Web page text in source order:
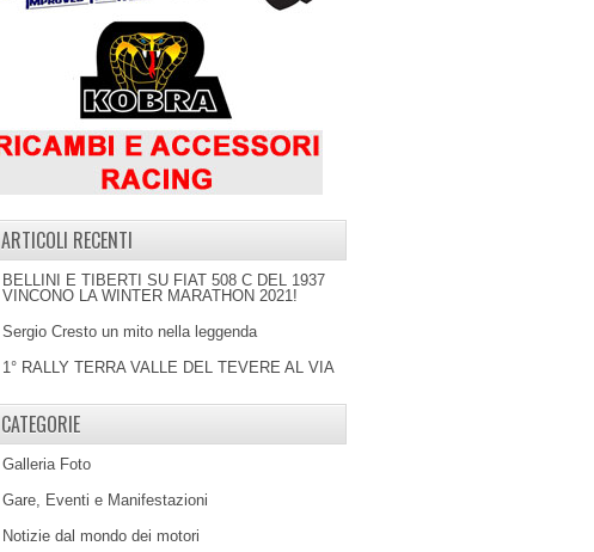
ARTICOLI RECENTI
BELLINI E TIBERTI SU FIAT 508 C DEL 1937
VINCONO LA WINTER MARATHON 2021!
Sergio Cresto un mito nella leggenda
1° RALLY TERRA VALLE DEL TEVERE AL VIA
CATEGORIE
Galleria Foto
Gare, Eventi e Manifestazioni
Notizie dal mondo dei motori